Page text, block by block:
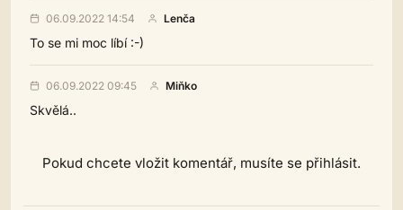
06.09.2022 14:54 Lenča
To se mi moc líbí :-)
06.09.2022 09:45 Miňko
Skvělá..
Pokud chcete vložit komentář, musíte se přihlásit.